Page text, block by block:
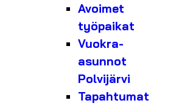
Avoimet
työpaikat
Vuokra-
asunnot
Polvijärvi
Tapahtumat